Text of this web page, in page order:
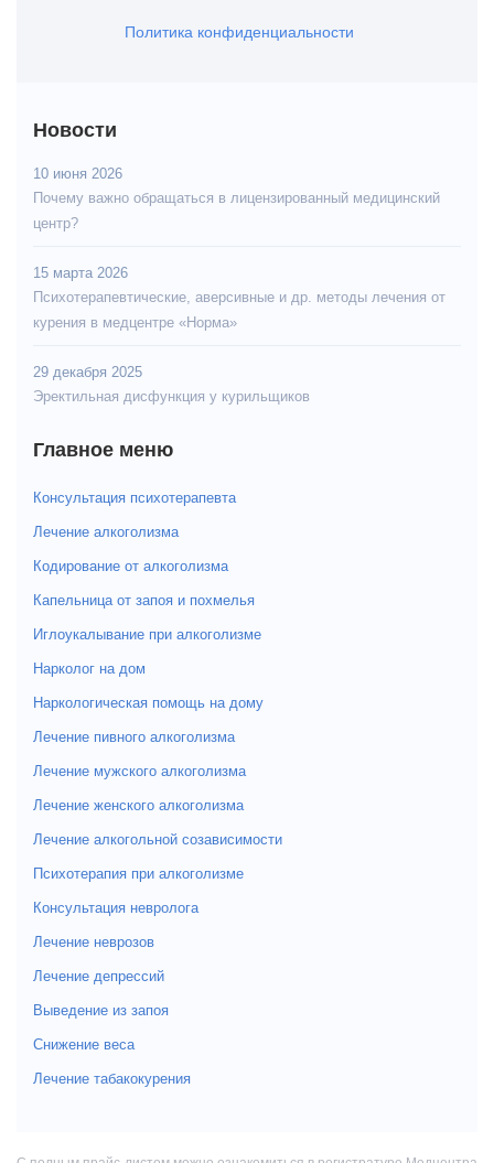
Политика конфиденциальности
Новости
10 июня 2026
Почему важно обращаться в лицензированный медицинский
центр?
15 марта 2026
Психотерапевтические, аверсивные и др. методы лечения от
курения в медцентре «Норма»
29 декабря 2025
Эректильная дисфункция у курильщиков
Главное меню
Консультация психотерапевта
Лечение алкоголизма
Кодирование от алкоголизма
Капельница от запоя и похмелья
Иглоукалывание при алкоголизме
Нарколог на дом
Наркологическая помощь на дому
Лечение пивного алкоголизма
Лечение мужского алкоголизма
Лечение женского алкоголизма
Лечение алкогольной созависимости
Психотерапия при алкоголизме
Консультация невролога
Лечение неврозов
Лечение депрессий
Выведение из запоя
Снижение веса
Лечение табакокурения